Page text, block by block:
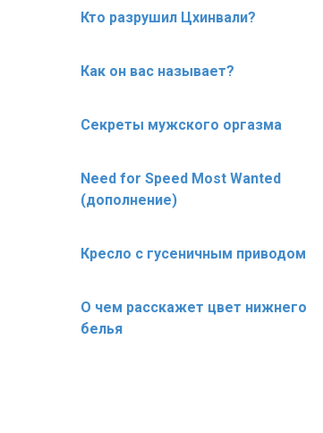
Кто разрушил Цхинвали?
Как он вас называет?
Секреты мужского оргазма
Need for Speed Most Wanted
(дополнение)
Кресло с гусеничным приводом
О чем расскажет цвет нижнего
белья